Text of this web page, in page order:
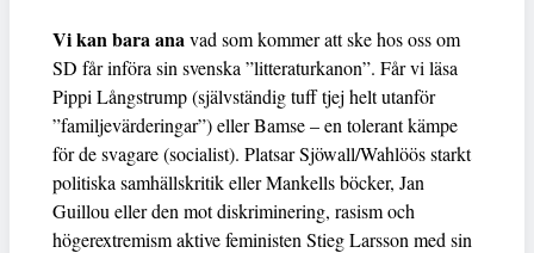
Vi kan bara anavad som kommer att ske hos oss om
SD får införa sin svenska ”litteraturkanon”. Får vi läsa
Pippi Långstrump (självständig tuff tjej helt utanför
”familjevärderingar”) eller Bamse – en tolerant kämpe
för de svagare (socialist). Platsar Sjöwall/Wahlöös starkt
politiska samhällskritik eller Mankells böcker, Jan
Guillou eller den mot diskriminering, rasism och
högerextremism aktive feministen Stieg Larsson med sin